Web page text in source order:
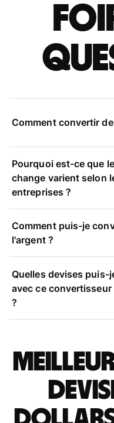
Comment convertir
Pourquoi est-ce que
change varient selon
entreprises ?
Comment puis-je
l'argent ?
Quelles devises puis-
avec ce convertisseur
?